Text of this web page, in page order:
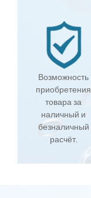
Возможность
приобретения
товара за
наличный и
безналичный
расчёт.